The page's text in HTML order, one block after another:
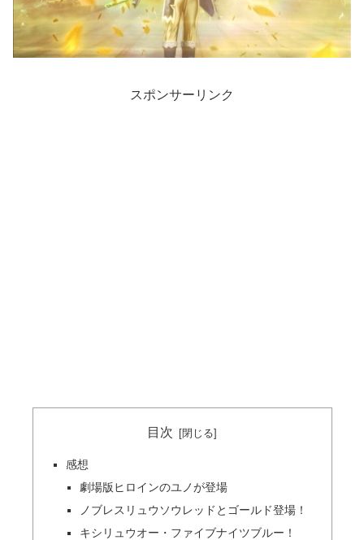
スポンサーリンク
目次
感想
劇場版ヒロインのユノが登場
ノブレスリュウソウレッドとゴールド登場！
キシリュウオー・ファイブナイツブルー！